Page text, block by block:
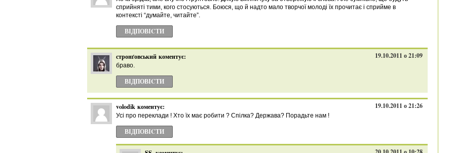
сприйняті тими, кого стосуються. Боюся, що й надто мало творчої молоді їх прочитає і сприйме в
контексті “думайте, читайте”.
ВІДПОВІCТИ
стронґовський коментує: 19.10.2011 о 21:09
браво.
ВІДПОВІCТИ
volodik коментує: 19.10.2011 о 21:26
Усі про переклади ! Хто їх має робити ? Спілка? Держава? Порадьте нам !
ВІДПОВІCТИ